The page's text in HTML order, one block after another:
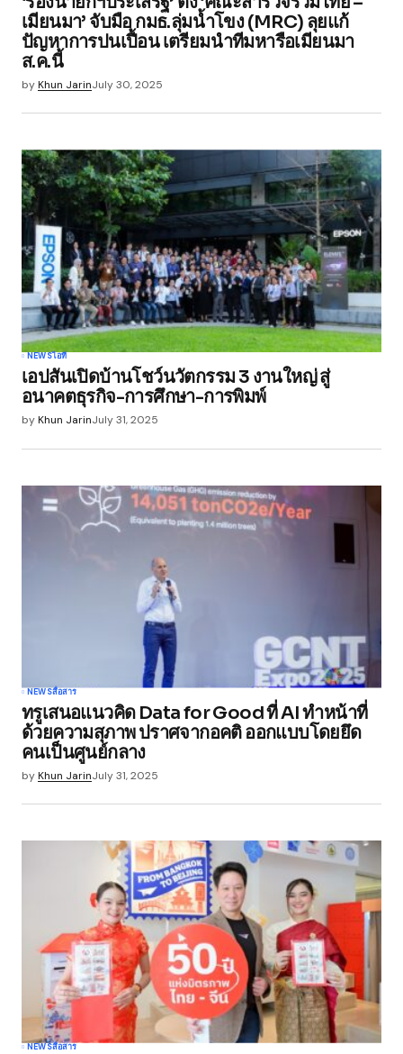
Your E-mail*
เมียนมา’ จับมือ กมธ.ลุ่มน้ำโขง (MRC) ลุยแก้
ปัญหาการปนเปื้อน เตรียมนำทีมหารือเมียนมา
ส.ค.นี้
byKhun JarinJuly 30, 2025
NEWSไอที
เอปสันเปิดบ้านโชว์นวัตกรรม 3 งานใหญ่ สู่
อนาคตธุรกิจ-การศึกษา-การพิมพ์
byKhun JarinJuly 31, 2025
NEWSสื่อสาร
ทรูเสนอแนวคิด Data for Good ที่ AI ทำหน้าที่
ด้วยความสุภาพ ปราศจากอคติ ออกแบบโดยยึด
คนเป็นศูนย์กลาง
byKhun JarinJuly 31, 2025
NEWSสื่อสาร